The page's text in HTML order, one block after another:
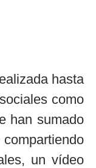
hasta
como
han sumado
un vídeo